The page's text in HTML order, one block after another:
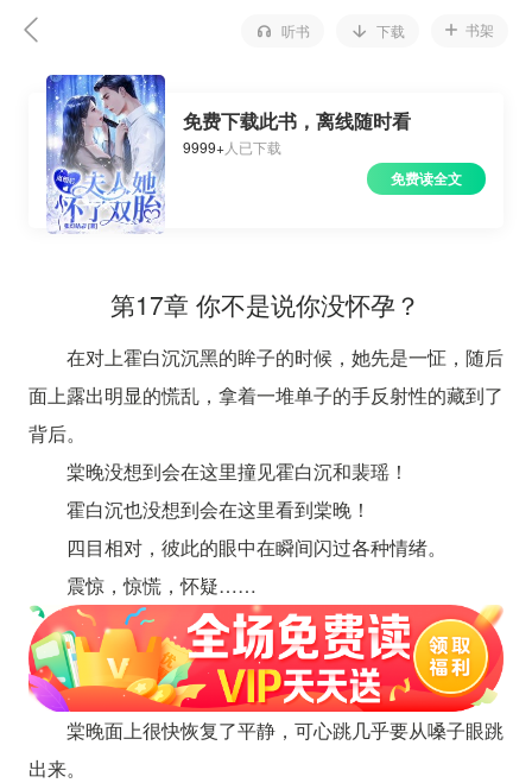
听书 下载 书架
免费下载此书，离线随时看
9999+人已下载
免费读全文
第17章 你不是说你没怀孕？
在对上霍白沉沉黑的眸子的时候，她先是一怔，随后
面上露出明显的慌乱，拿着一堆单子的手反射性的藏到了
背后。
棠晚没想到会在这里撞见霍白沉和裴瑶！
霍白沉也没想到会在这里看到棠晚！
四目相对，彼此的眼中在瞬间闪过各种情绪。
震惊，惊慌，怀疑……
棠晚面上很快恢复了平静，可心跳几乎要从嗓子眼跳
出来。